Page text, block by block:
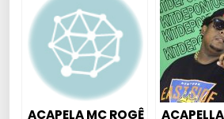
Oficial )
ACAPELA MC ROGÊ